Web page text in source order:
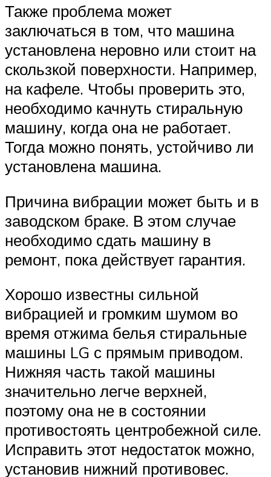
Также проблема может
заключаться в том, что машина
установлена неровно или стоит на
скользкой поверхности. Например,
на кафеле. Чтобы проверить это,
необходимо качнуть стиральную
машину, когда она не работает.
Тогда можно понять, устойчиво ли
установлена машина.
Причина вибрации может быть и в
заводском браке. В этом случае
необходимо сдать машину в
ремонт, пока действует гарантия.
Хорошо известны сильной
вибрацией и громким шумом во
время отжима белья стиральные
машины LG с прямым приводом.
Нижняя часть такой машины
значительно легче верхней,
поэтому она не в состоянии
противостоять центробежной силе.
Исправить этот недостаток можно,
установив нижний противовес.